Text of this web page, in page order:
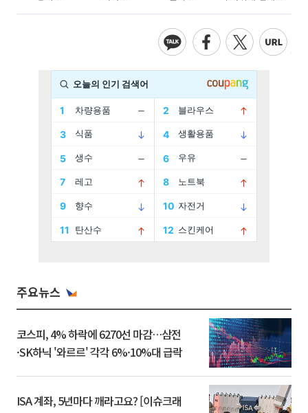
주요뉴스
코스피, 4% 하락에 6270선 마감…삼전
·SK하닉 '와르르' 각각 6%·10%대 급락
ISA 계좌, 5년마다 깨라고요? [이슈크래